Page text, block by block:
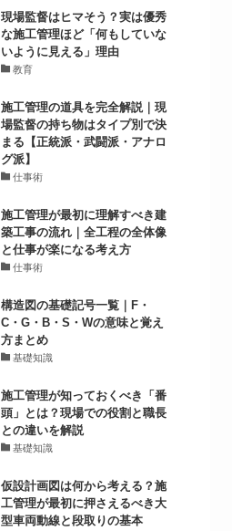
現場監督はヒマそう？実は優秀
な施工管理ほど「何もしていな
いように見える」理由
教育
施工管理の道具を完全解説｜現
場監督の持ち物はタイプ別で決
まる【正統派・武闘派・アナロ
グ派】
仕事術
施工管理が最初に理解すべき建
築工事の流れ｜全工程の全体像
と仕事が楽になる考え方
仕事術
構造図の基礎記号一覧｜F・
C・G・B・S・Wの意味と覚え
方まとめ
基礎知識
施工管理が知っておくべき「番
頭」とは？現場での役割と職長
との違いを解説
基礎知識
仮設計画図は何から考える？施
工管理が最初に押さえるべき大
型車両動線と段取りの基本